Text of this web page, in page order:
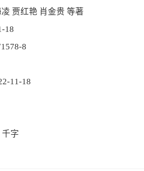
贾红艳 肖金贵 等著
18
8
11-18
千字